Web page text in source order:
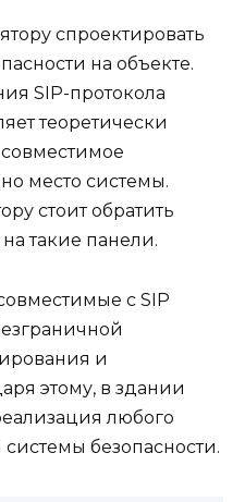
спроектировать
на объекте.
SIP-протокола
теоретически
место системы.
стоит обратить
такие панели.
с SIP
и
этому, в здании
любого
безопасности.